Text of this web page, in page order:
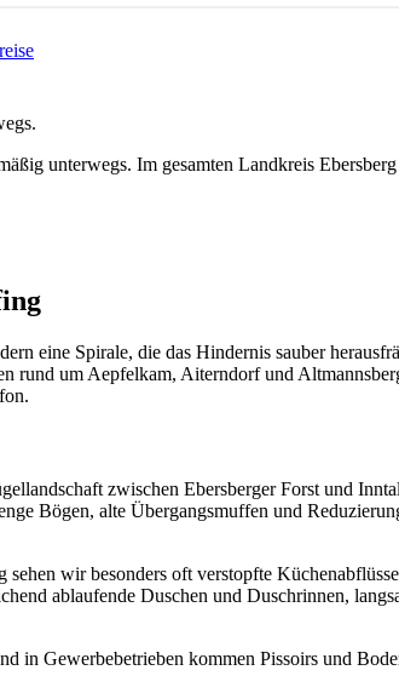
unterwegs. Im gesamten Landkreis Ebersberg
eine Spirale, die das Hindernis sauber
rund um Aepfelkam, Aiterndorf und
zwischen Ebersberger Forst und
Bögen, alte Übergangsmuffen und
wir besonders oft verstopfte
ablaufende Duschen und Duschrinnen,
in Gewerbebetrieben kommen Pissoirs und